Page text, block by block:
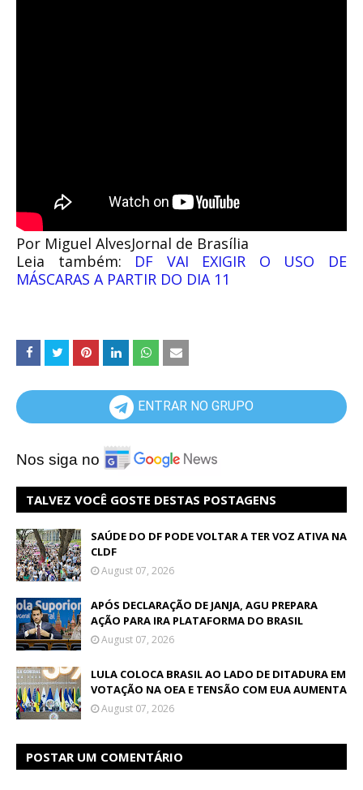
Por Miguel AlvesJornal de Brasília
Leia também: DF VAI EXIGIR O USO DE
MÁSCARAS A PARTIR DO DIA 11
ENTRAR NO GRUPO
Nos siga no
TALVEZ VOCÊ GOSTE DESTAS POSTAGENS
SAÚDE DO DF PODE VOLTAR A TER VOZ ATIVA NA
CLDF
August 07, 2026
APÓS DECLARAÇÃO DE JANJA, AGU PREPARA
AÇÃO PARA IRA PLATAFORMA DO BRASIL
August 07, 2026
LULA COLOCA BRASIL AO LADO DE DITADURA EM
VOTAÇÃO NA OEA E TENSÃO COM EUA AUMENTA
August 07, 2026
POSTAR UM COMENTÁRIO